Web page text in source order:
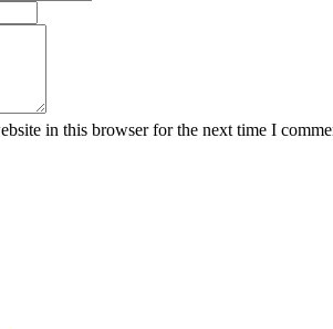
in this browser for the next time I